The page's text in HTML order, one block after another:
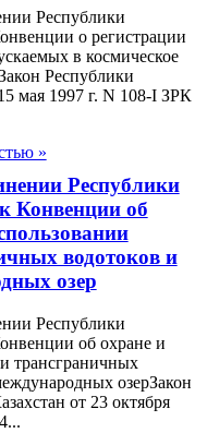
Республики
о регистрации
в космическое
Республики
мая 1997 г. N 108-I ЗРК
»
Республики
Конвенции об
водотоков и
озер
Республики
об охране и
трансграничных
озерЗакон
от 23 октября